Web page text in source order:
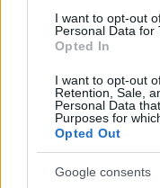
I want to opt-out
Personal Data for
Opted In
I want to opt-out
Retention, Sale,
Personal Data
Purposes for
Opted Out
Google consents